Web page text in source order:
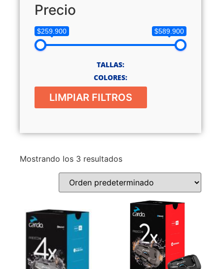
Precio
$259.900 $589.900
TALLAS:
COLORES:
LIMPIAR FILTROS
Mostrando los 3 resultados